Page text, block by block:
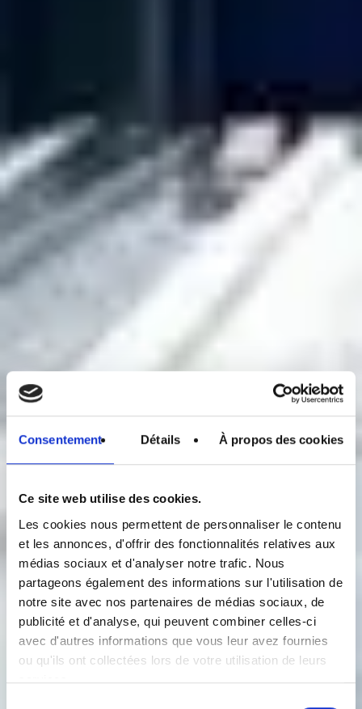
Consentement Détails À propos des cookies
Ce site web utilise des cookies.
Les cookies nous permettent de personnaliser le contenu
et les annonces, d'offrir des fonctionnalités relatives aux
médias sociaux et d'analyser notre trafic. Nous
partageons également des informations sur l'utilisation de
notre site avec nos partenaires de médias sociaux, de
publicité et d'analyse, qui peuvent combiner celles-ci
avec d'autres informations que vous leur avez fournies
ou qu'ils ont collectées lors de votre utilisation de leurs
services.